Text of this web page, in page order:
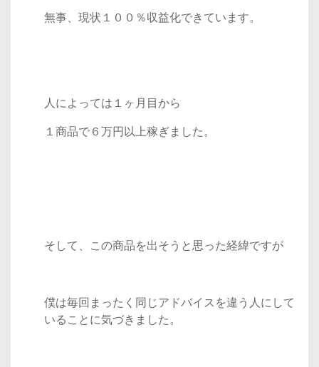
無事、現状１００％収益化できています。
人によっては１ヶ月目から
１商品で６万円以上稼ぎました。
そして、この商品を出そうと思った経緯ですが
僕は毎回まったく同じアドバイスを違う人にして
いることに気づきました。